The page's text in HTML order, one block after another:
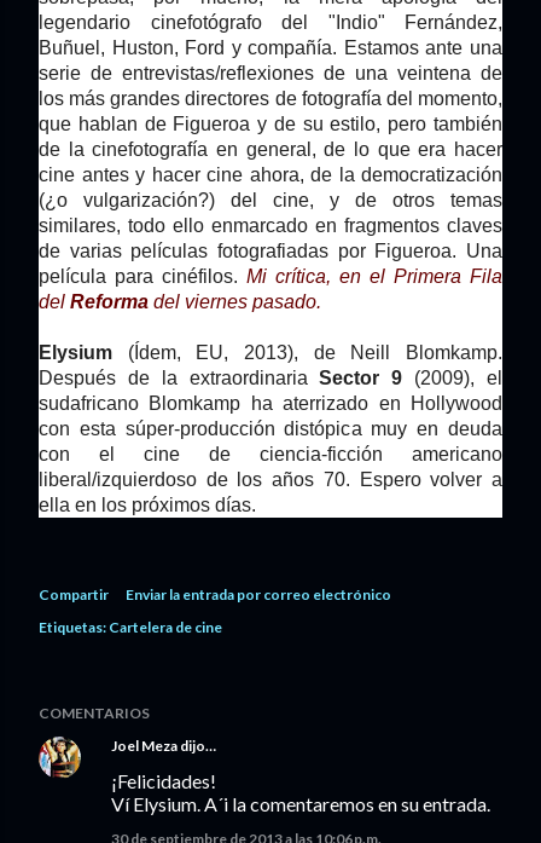
legendario cinefotógrafo del "Indio" Fernández,
Buñuel, Huston, Ford y compañía. Estamos ante una
serie de entrevistas/reflexiones de una veintena de
los más grandes directores de fotografía del momento,
que hablan de Figueroa y de su estilo, pero también
de la cinefotografía en general, de lo que era hacer
cine antes y hacer cine ahora, de la democratización
(¿o vulgarización?) del cine, y de otros temas
similares, todo ello enmarcado en fragmentos claves
de varias películas fotografiadas por Figueroa. Una
película para cinéfilos. Mi crítica, en el Primera Fila
del Reforma del viernes pasado.
Elysium (Ídem, EU, 2013), de Neill Blomkamp.
Después de la extraordinariaSector 9 (2009), el
sudafricano Blomkamp ha aterrizado en Hollywood
con esta súper-producción distópica muy en deuda
con el cine de ciencia-ficción americano
liberal/izquierdoso de los años 70. Espero volver a
ella en los próximos días.
Compartir
Enviar la entrada por correo electrónico
Etiquetas: Cartelera de cine
COMENTARIOS
Joel Meza dijo…
¡Felicidades!
Ví Elysium. A´i la comentaremos en su entrada.
30 de septiembre de 2013 a las 10:06 p.m.